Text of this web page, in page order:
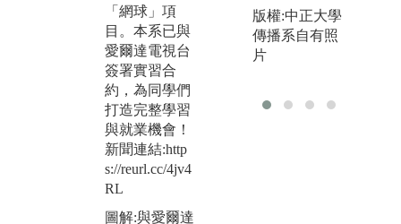
「網球」項
目。本系已與
愛爾達電視台
簽署實習合
約，為同學們
打造完整學習
與就業機會！
新聞連結:http
s://reurl.cc/4jv4
RL
圖解:與愛爾達
「數位剪
輯」、「數位
成音」國際證
新聞連結:http
版權:中正大學
傳播系自有照
片